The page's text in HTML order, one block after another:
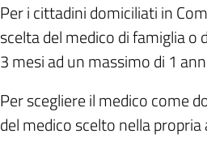
Per i cittadini domiciliati in
scelta del medico di famiglia
3 mesi ad un massimo di 1
Per scegliere il medico come
del medico scelto nella propria